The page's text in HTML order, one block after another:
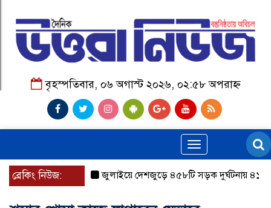
বৃহস্পতিবার, ০৬ অগাস্ট ২০২৬, ০২:৫৮ অপরাহ্ন
Toggle
navigation
ব্রেকিং নিউজ: জুলাইয়ে দেশজুড়ে ৪৫৮টি সড়ক দুর্ঘটনায় ৪১৬ জন